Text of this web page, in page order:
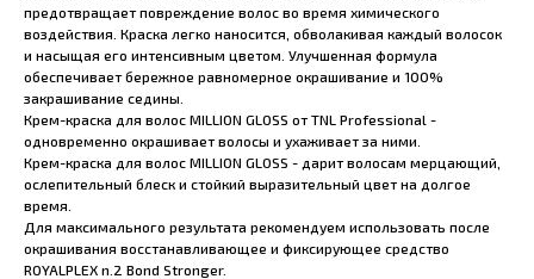
предотвращает повреждение волос во время химического
воздействия. Краска легко наносится, обволакивая каждый волосок
и насыщая его интенсивным цветом. Улучшенная формула
обеспечивает бережное равномерное окрашивание и 100%
закрашивание седины.
Крем-краска для волос MILLION GLOSS от TNL Professional -
одновременно окрашивает волосы и ухаживает за ними.
Крем-краска для волос MILLION GLOSS - дарит волосам мерцающий,
ослепительный блеск и стойкий выразительный цвет на долгое
время.
Для максимального результата рекомендуем использовать после
окрашивания восстанавливающее и фиксирующее средство
ROYALPLEX n.2 Bond Stronger.